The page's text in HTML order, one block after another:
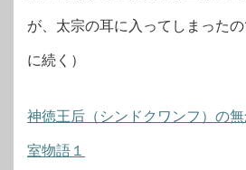
が、太宗の耳に入ってしまった
に続く）
神徳王后（シンドクワンフ）の
室物語１